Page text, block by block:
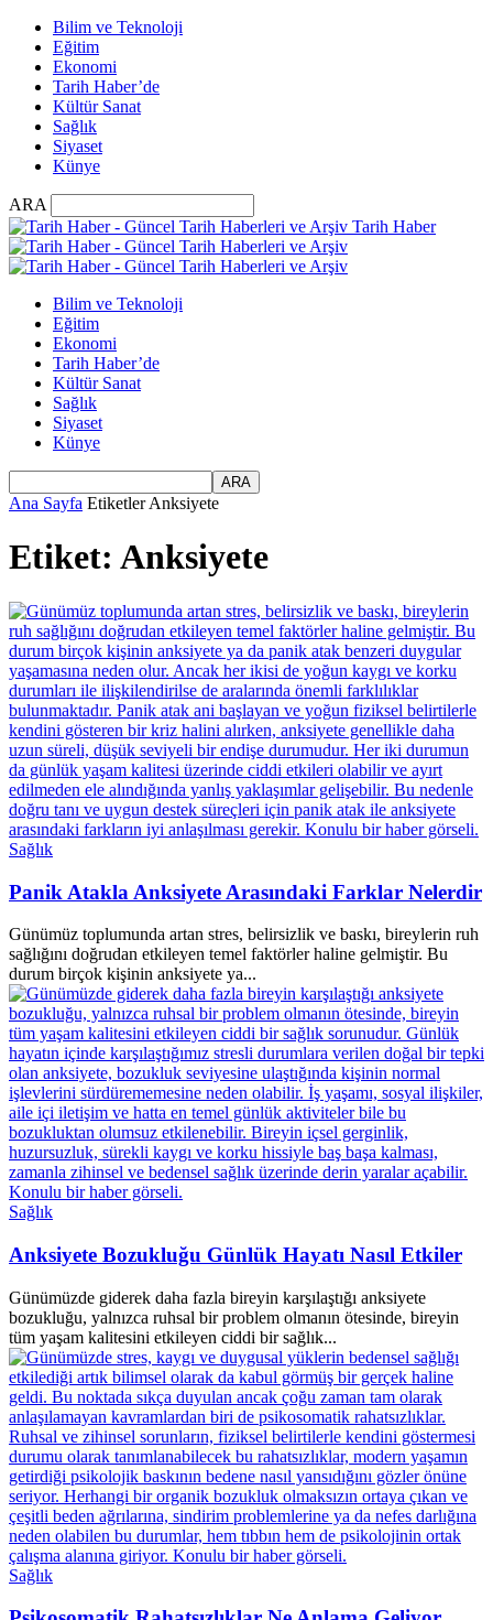
Bilim ve Teknoloji
Eğitim
Ekonomi
Tarih Haber’de
Kültür Sanat
Sağlık
Siyaset
Künye
ARA
Tarih Haber
Bilim ve Teknoloji
Eğitim
Ekonomi
Tarih Haber’de
Kültür Sanat
Sağlık
Siyaset
Künye
Ana Sayfa Etiketler Anksiyete
Etiket: Anksiyete
Sağlık
Panik Atakla Anksiyete Arasındaki Farklar Nelerdir
Günümüz toplumunda artan stres, belirsizlik ve baskı, bireylerin ruh
sağlığını doğrudan etkileyen temel faktörler haline gelmiştir. Bu
durum birçok kişinin anksiyete ya...
Sağlık
Anksiyete Bozukluğu Günlük Hayatı Nasıl Etkiler
Günümüzde giderek daha fazla bireyin karşılaştığı anksiyete
bozukluğu, yalnızca ruhsal bir problem olmanın ötesinde, bireyin
tüm yaşam kalitesini etkileyen ciddi bir sağlık...
Sağlık